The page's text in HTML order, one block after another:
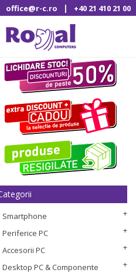
office@r-c.ro | +40 21 410 21 00
Smartphone
Periferice PC
Accesorii PC
Desktop PC & Componente